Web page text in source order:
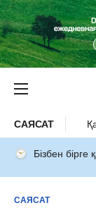
САЯСАТ
Бізбен бірге
САЯСАТ